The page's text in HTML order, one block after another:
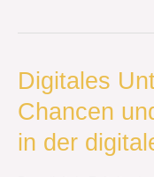
Digitales
Chancen
in der
Digitales
Unternehmertum:
Chancen
Herausforderungen